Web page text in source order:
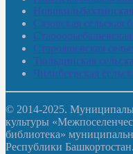
Сазовская
Старояшевская
Тюльдинская
Чилибеевская
© 2014-2025.
культуры
библиотека»
Республики Башкортостан.